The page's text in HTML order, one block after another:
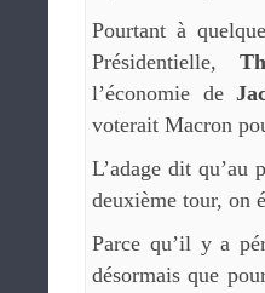
Pourtant à
Présidentielle,
l’économie de
voterait Macron
L’adage dit qu’au
deuxième tour, on
Parce qu’il y a
désormais que